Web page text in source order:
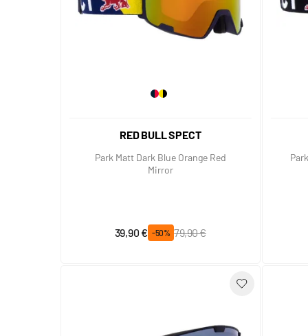
RED BULL SPECT
Park Matt Dark Blue Orange Red
Mirror
Prix spécial
39,90 € -50%
Prix normal
79,90 €